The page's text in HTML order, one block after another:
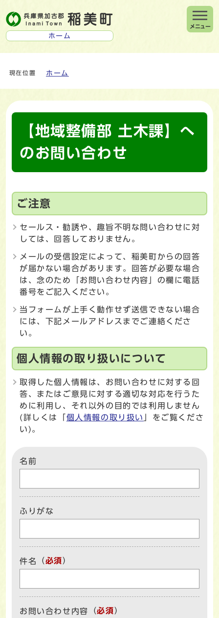
ホーム
メニュー
現在位置 ホーム
【地域整備部 土木課】へ
のお問い合わせ
ご注意
セールス・勧誘や、趣旨不明な問い合わせに対
しては、回答しておりません。
メールの受信設定によって、稲美町からの回答
が届かない場合があります。回答が必要な場合
は、念のため「お問い合わせ内容」の欄に電話
番号をご記入ください。
当フォームが上手く動作せず送信できない場合
には、下記メールアドレスまでご連絡くださ
い。
個人情報の取り扱いについて
取得した個人情報は、お問い合わせに対する回
答、またはご意見に対する適切な対応を行うた
めに利用し、それ以外の目的では利用しません
(詳しくは「個人情報の取り扱い
」をご覧くださ
い)。
名前
ふりがな
件名 （必須）
お問い合わせ内容 （必須）